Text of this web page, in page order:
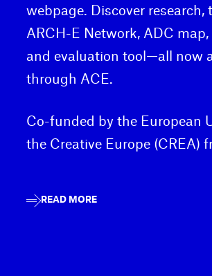
webpage. Discover research,
ARCH-E Network, ADC map,
and evaluation tool—all now
through ACE.
Co-funded by the European
the Creative Europe (CREA)
READ MORE